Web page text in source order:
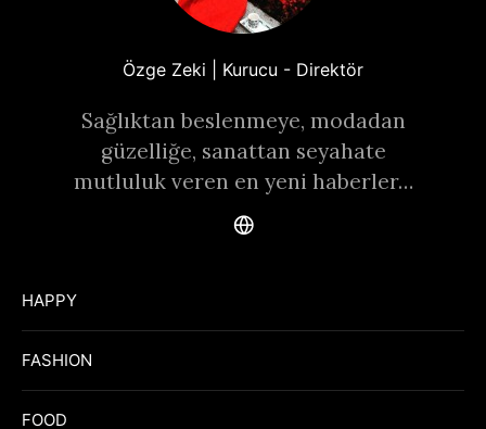
Özge Zeki | Kurucu - Direktör
Sağlıktan beslenmeye, modadan
güzelliğe, sanattan seyahate
mutluluk veren en yeni haberler…
HAPPY
FASHION
FOOD